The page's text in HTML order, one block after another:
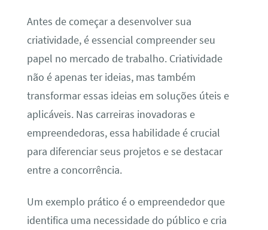
Antes de começar a desenvolver sua
criatividade, é essencial compreender seu
papel no mercado de trabalho. Criatividade
não é apenas ter ideias, mas também
transformar essas ideias em soluções úteis e
aplicáveis. Nas carreiras inovadoras e
empreendedoras, essa habilidade é crucial
para diferenciar seus projetos e se destacar
entre a concorrência.
Um exemplo prático é o empreendedor que
identifica uma necessidade do público e cria